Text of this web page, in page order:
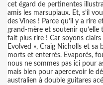
cet égard de pertinentes
amis les marsupiaux. Et, s’il
des Vines ! Parce qu’il y a rire
grand-mère et soutenir
fait plus rire ! Car soyons
Evolved », Craig Nicholls et sa
morts et enterrés. Evaporés,
nous ne sommes pas ici pour
mais bien pour apercevoir le
australien à double guitares